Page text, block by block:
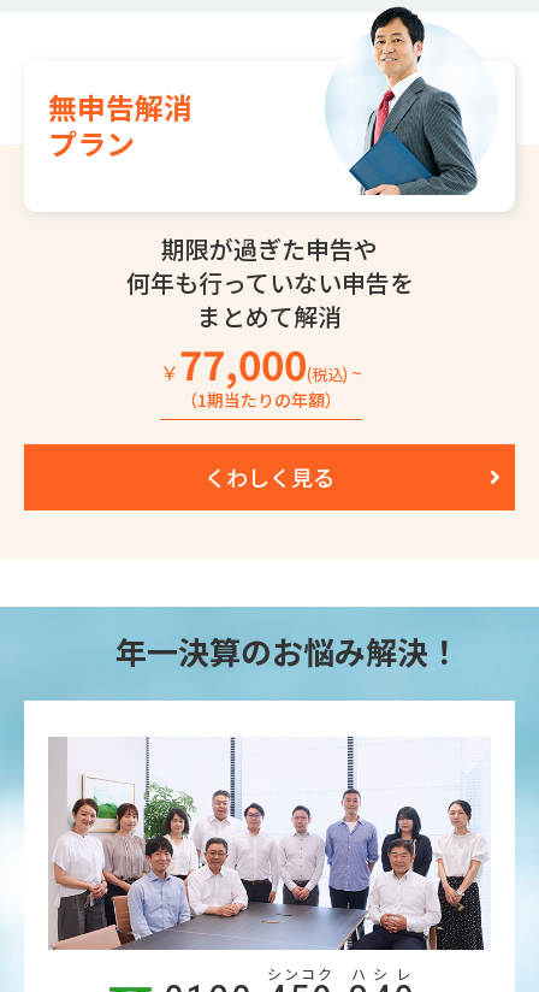
無申告解消
プラン
期限が過ぎた申告や
何年も行っていない申告を
まとめて解消
￥77,000(税込) ~
（1期当たりの年額）
くわしく見る
年一決算のお悩み解決！
シンコク ハシレ